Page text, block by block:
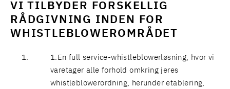
VI TILBYDER FORSKELLIG
RÅDGIVNING INDEN FOR
WHISTLEBLOWEROMRÅDET
Enfull service-whistleblowerløsning, hvor vi
varetager alle forhold omkring jeres
whistleblowerordning, herunder etablering,